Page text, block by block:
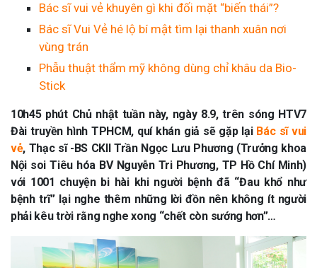
Bác sĩ vui vẻ khuyên gì khi đối mặt “biến thái”?
Bác sĩ Vui Vẻ hé lộ bí mật tìm lại thanh xuân nơi
vùng trán
Phẫu thuật thẩm mỹ không dùng chỉ khâu da Bio-
Stick
10h45 phút Chủ nhật tuần này, ngày 8.9, trên sóng HTV7
Đài truyền hình TPHCM, quí khán giả sẽ gặp lại Bác sĩ vui
vẻ, Thạc sĩ -BS CKII Trần Ngọc Lưu Phương (Trưởng khoa
Nội soi Tiêu hóa BV Nguyễn Tri Phương, TP Hồ Chí Minh)
với 1001 chuyện bi hài khi người bệnh đã “Đau khổ như
bệnh trĩ” lại nghe thêm những lời đồn nên không ít người
phải kêu trời rằng nghe xong “chết còn sướng hơn”…